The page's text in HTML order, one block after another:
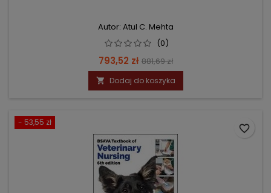
Autor: Atul C. Mehta
(0)
Cena
793,52 zł Cena
podstawowa
881,69 zł
 Dodaj do koszyka
- 53,55 zł
favorite_border